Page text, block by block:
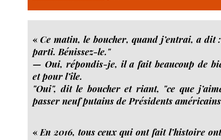
«Ce matin, le boucher, quand j’entrai, a dit
parti. Bénissez-le."
— Oui, répondis-je, il a fait beaucoup de
et pour l’île.
"Oui", dit le boucher et riant, "ce que
passer neuf putains de Présidents
« En 2016, tous ceux qui ont fait l’histoire